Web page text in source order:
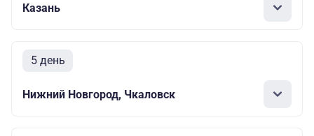
Казань
5 день
Нижний Новгород, Чкаловск